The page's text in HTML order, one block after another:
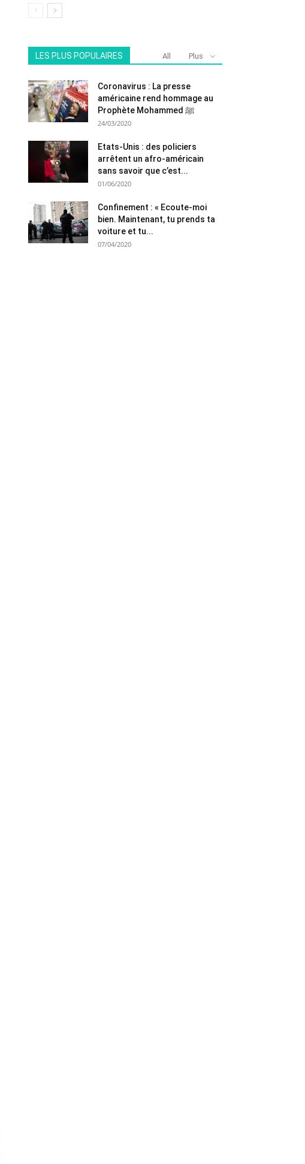
LES PLUS POPULAIRES All Plus
Coronavirus : La presse
américaine rend hommage au
Prophète Mohammed ﷺ
24/03/2020
Etats-Unis : des policiers
arrêtent un afro-américain
sans savoir que c’est...
01/06/2020
Confinement : « Ecoute-moi
bien. Maintenant, tu prends ta
voiture et tu...
07/04/2020